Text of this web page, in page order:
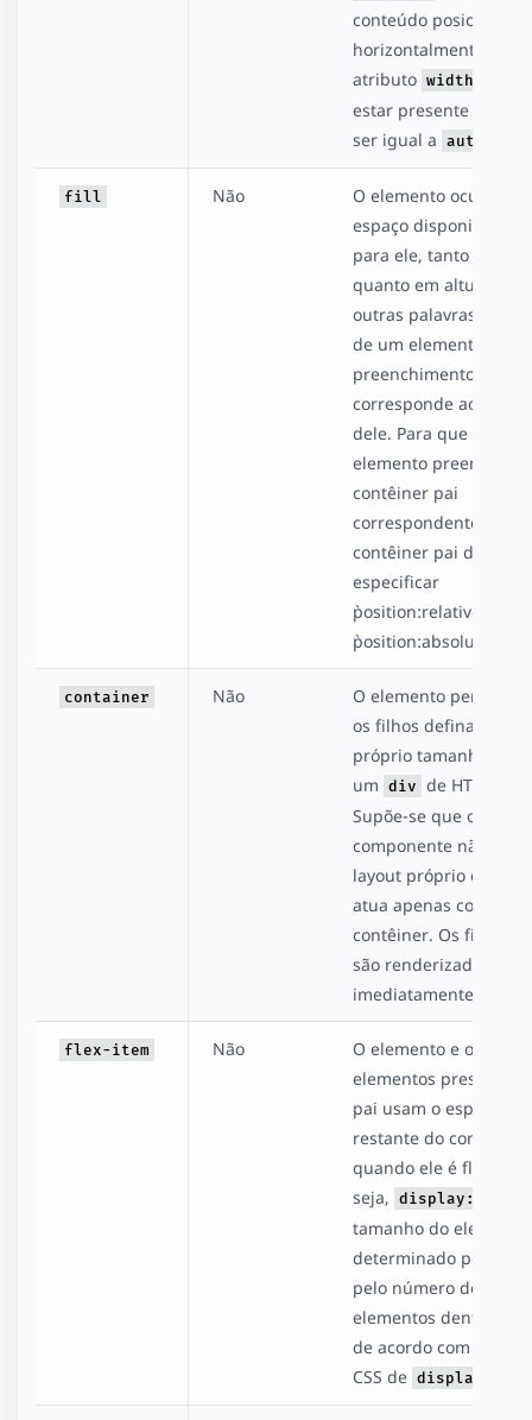
conteúdo posicionado
horizontalmente. O
atributo width
estar presente ou
ser igual a auto
fill Não
O elemento ocupa o
espaço
para ele, tanto em
quanto em altura. Em
outras palavras, o
de um elemento de
preenchimento
corresponde ao
dele. Para que um
elemento preencha o
contêiner pai
correspondente, o
contêiner pai deve
especificar
`position:relative` ou
`position:absolute`.
container Não
O elemento permite
os filhos definam o
próprio tamanho,
um div de HTML
Supõe-se que o
componente não tem
layout próprio
atua apenas como um
contêiner. Os filhos
são renderizados
imediatamente.
flex-item Não
O elemento e outros
elementos presentes
pai usam o espaço
restante do contêiner
quando ele é flexível
seja, display:flex
tamanho do elemento
determinado pelo pai
pelo número de
elementos dentro do
de acordo com o
CSS de display:flex